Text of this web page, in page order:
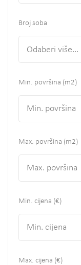
Broj soba
Odaberi više...
Min. površina (m2)
Max. površina (m2)
Min. cijena (€)
Max. cijena (€)